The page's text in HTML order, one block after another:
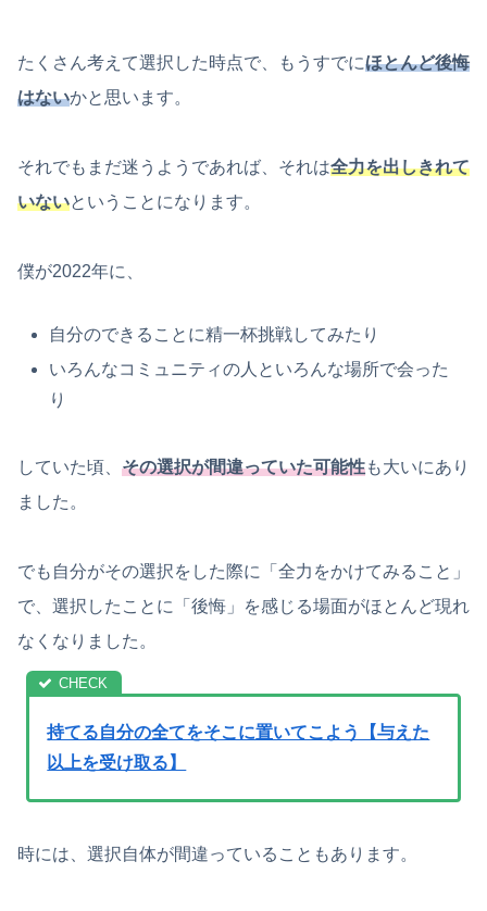
たくさん考えて選択した時点で、もうすでにほとんど後悔
はないかと思います。
それでもまだ迷うようであれば、それは全力を出しきれて
いないということになります。
僕が2022年に、
自分のできることに精一杯挑戦してみたり
いろんなコミュニティの人といろんな場所で会った
り
していた頃、 その選択が間違っていた可能性も大いにあり
ました。
でも自分がその選択をした際に「全力をかけてみること」
で、選択したことに「後悔」を感じる場面がほとんど現れ
なくなりました。
持てる自分の全てをそこに置いてこよう【与えた
以上を受け取る】
時には、選択自体が間違っていることもあります。